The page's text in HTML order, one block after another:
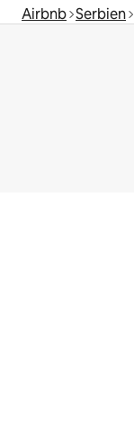
Airbnb Serbien